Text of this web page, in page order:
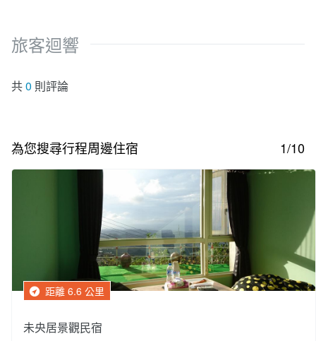
旅客迴響
共0 則評論
為您搜尋行程周邊住宿 1/10
距離 6.6 公里
未央居景觀民宿